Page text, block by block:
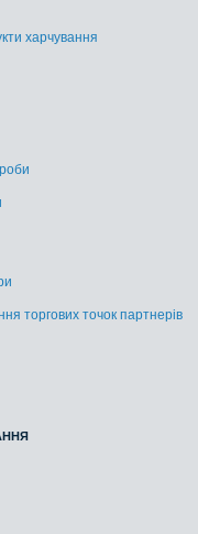
харчування
торгових точок партнерів